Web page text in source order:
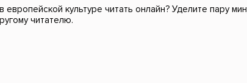
культуре читать онлайн? Уделите пару
читателю.